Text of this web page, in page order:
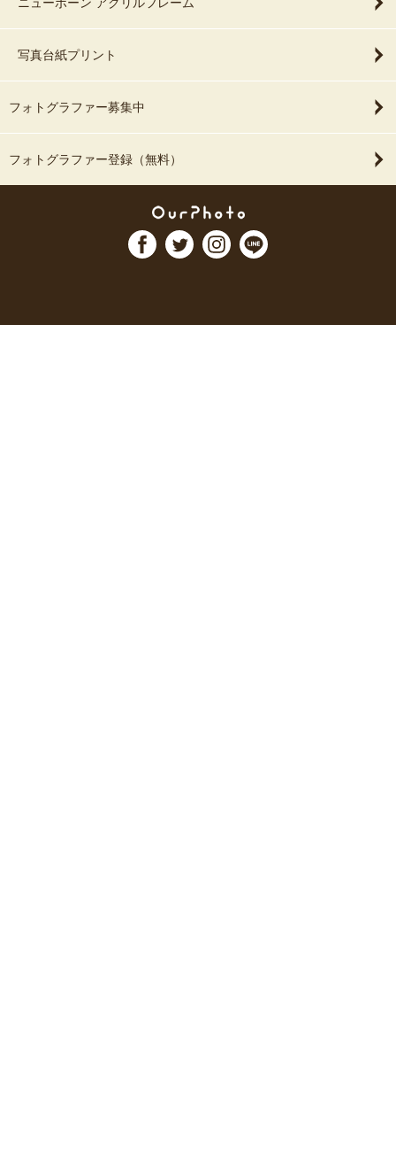
写真台紙プリント
フォトグラファー募集中
フォトグラファー登録（無料）